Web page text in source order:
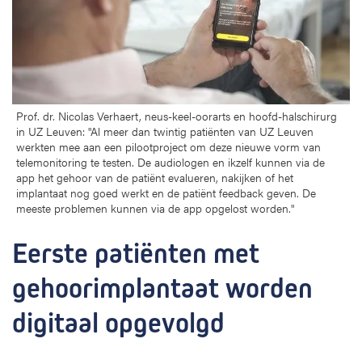
i
t
e
n
m
e
t
g
o
o
r
i
m
Eerste patiënten met
gehoorimplantaat worden
digitaal opgevolgd
Prof. dr. Nicolas Verhaert, neus-keel-oorarts en hoofd-halschirurg
in UZ Leuven: "Al meer dan twintig patiënten van UZ Leuven
werkten mee aan een pilootproject om deze nieuwe vorm van
telemonitoring te testen. De audiologen en ikzelf kunnen via de
app het gehoor van de patiënt evalueren, nakijken of het
implantaat nog goed werkt en de patiënt feedback geven. De
meeste problemen kunnen via de app opgelost worden."